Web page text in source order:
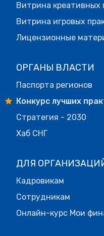
Витрина креативных
Витрина игровых
Лицензионные
ОРГАНЫ ВЛАСТИ
Паспорта регионов
Конкурс лучших
Стратегия - 2030
Хаб СНГ
ДЛЯ
Кадровикам
Сотрудникам
Онлайн-курс Мои